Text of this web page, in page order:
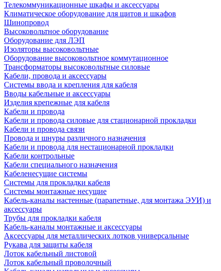
Телекоммуникационные шкафы и аксессуары
Климатическое оборудование для щитов и шкафов
Шинопровод
Высоковольтное оборудование
Оборудование для ЛЭП
Изоляторы высоковольтные
Оборудование высоковольтное коммутационное
Трансформаторы высоковольтные силовые
Кабели, провода и аксессуары
Системы ввода и крепления для кабеля
Вводы кабельные и аксессуары
Изделия крепежные для кабеля
Кабели и провода
Кабели и провода силовые для стационарной прокладки
Кабели и провода связи
Провода и шнуры различного назначения
Кабели и провода для нестационарной прокладки
Кабели контрольные
Кабели специального назначения
Кабеленесущие системы
Системы для прокладки кабеля
Системы монтажные несущие
Кабель-каналы настенные (парапетные, для монтажа ЭУИ) и
аксессуары
Трубы для прокладки кабеля
Кабель-каналы монтажные и аксессуары
Аксессуары для металлических лотков универсальные
Рукава для защиты кабеля
Лоток кабельный листовой
Лоток кабельный проволочный